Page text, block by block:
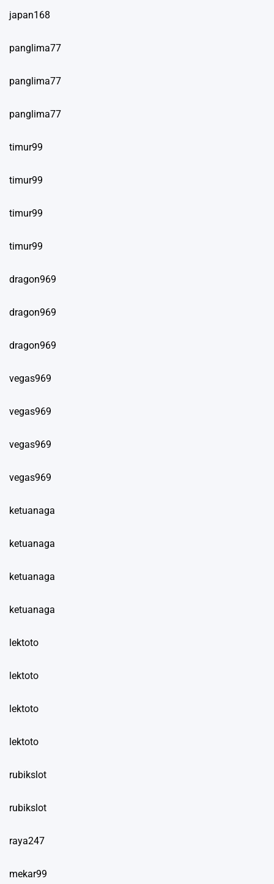
japan168
panglima77
panglima77
panglima77
timur99
timur99
timur99
timur99
dragon969
dragon969
dragon969
vegas969
vegas969
vegas969
vegas969
ketuanaga
ketuanaga
ketuanaga
ketuanaga
lektoto
lektoto
lektoto
lektoto
rubikslot
rubikslot
raya247
mekar99